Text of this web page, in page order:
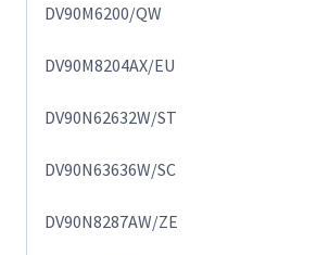
DV90M6200/QW
DV90M8204AX/EU
DV90N62632W/ST
DV90N63636W/SC
DV90N8287AW/ZE